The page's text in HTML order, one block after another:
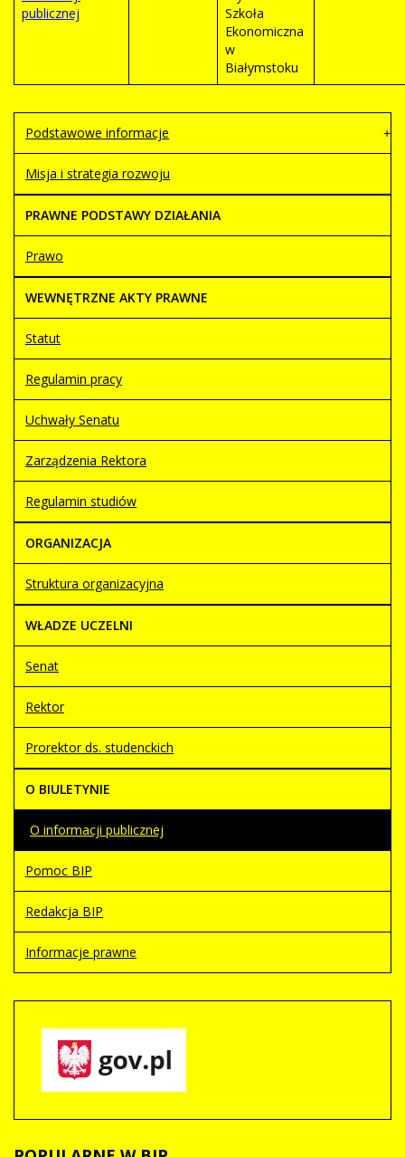
publicznej
Szkoła
Ekonomiczna
w
Białymstoku
Podstawowe informacje
Misja i strategia rozwoju
PRAWNE PODSTAWY DZIAŁANIA
Prawo
WEWNĘTRZNE AKTY PRAWNE
Statut
Regulamin pracy
Uchwały Senatu
Zarządzenia Rektora
Regulamin studiów
ORGANIZACJA
Struktura organizacyjna
WŁADZE UCZELNI
Senat
Rektor
Prorektor ds. studenckich
O BIULETYNIE
O informacji publicznej
Pomoc BIP
Redakcja BIP
Informacje prawne